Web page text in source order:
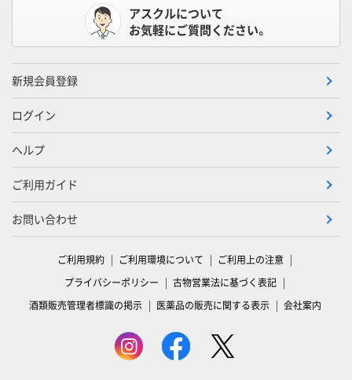
アスクルについて
お気軽にご質問ください。
新規会員登録
ログイン
ヘルプ
ご利用ガイド
お問い合わせ
ご利用規約 ご利用環境について
ご利用上の注意
プライバシーポリシー
古物営業法に基づく表記
酒類販売管理者標識の掲示
医薬品の販売に関する表示 会社案内